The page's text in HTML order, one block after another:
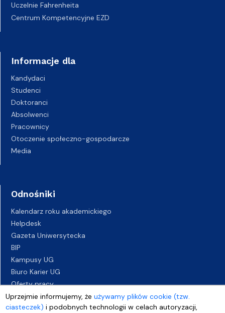
Uprzejmie informujemy, żeużywamy plików cookie (tzw.
ciasteczek) i podobnych technologii w celach autoryzacji,
Uczelnie Fahrenheita
Centrum Kompetencyjne EZD
Informacje dla
Kandydaci
Studenci
Doktoranci
Absolwenci
Pracownicy
Otoczenie społeczno-gospodarcze
Media
Odnośniki
Kalendarz roku akademickiego
Helpdesk
Gazeta Uniwersytecka
BIP
Kampusy UG
Biuro Karier UG
Oferty pracy
Deklaracja dostępności